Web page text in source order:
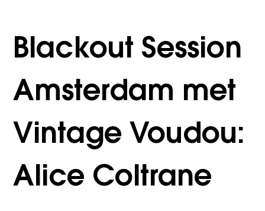
Blackout Session
Amsterdam met
Vintage Voudou:
Alice Coltrane